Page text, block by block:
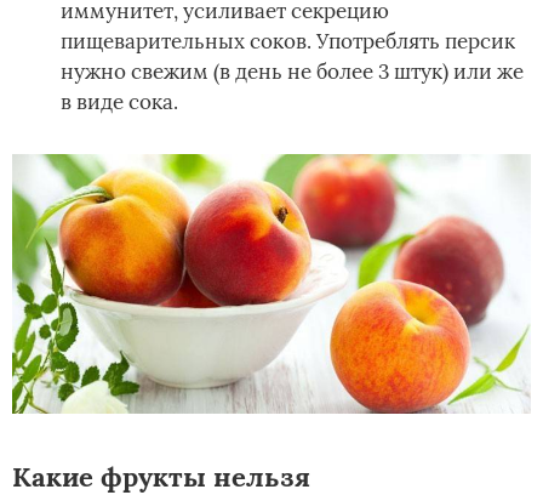
иммунитет, усиливает секрецию
пищеварительных соков. Употреблять персик
нужно свежим (в день не более 3 штук) или же
в виде сока.
Какие фрукты нельзя